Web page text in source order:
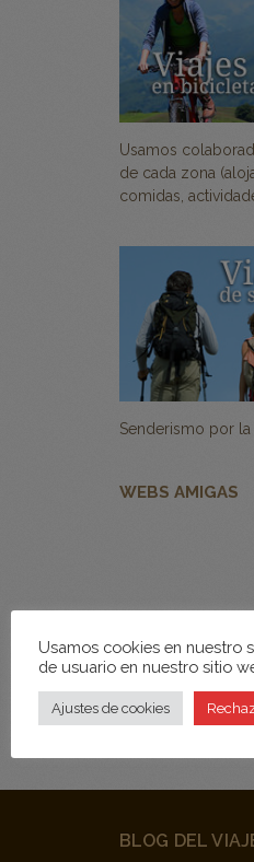
Usamos
de cada zona
comidas,
Senderismo por la
WEBS AMIGAS
BLOG DEL
Usamos cookies en nuestro
de usuario en nuestro sitio
Ajustes de cookies